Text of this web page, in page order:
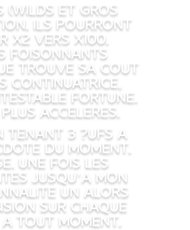
(Wilds et Gros
Ils pourront
vers x100.
foisonnants
je trouve sa cout
continuatrice,
fortune.
acceleres.
tenant 3 ?ufs a
du moment.
Une fois les
jusqu’a mon
un alors
sur chaque
tout moment.